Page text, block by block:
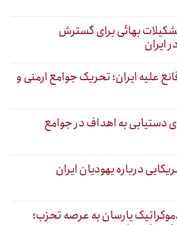
بهائی برای گسترش
ایران
قانع علیه ایران؛ تحریک جوامع ارمنی و
دستیابی به اهداف در جوامع
درباره یهودیان ایران
یارسان به عرصه تحزب؛